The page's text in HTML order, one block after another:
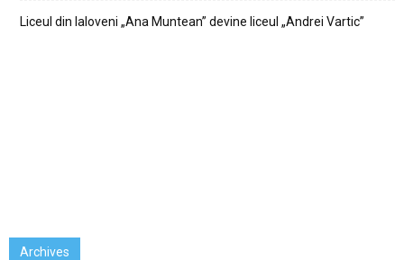
Liceul din Ialoveni „Ana Muntean” devine liceul „Andrei Vartic”
Archives